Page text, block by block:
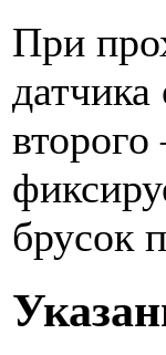
При
брусок